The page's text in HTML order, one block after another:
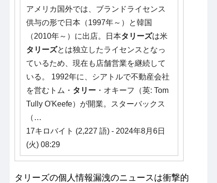
アメリカ国外では、ブランドライセンス
供与の形で日本（1997年～）と韓国
（2010年～）に出店。日本タリーズは米
タリーズとは独立したライセンスとなっ
ているため、現在も店舗営業を継続して
いる。 1992年に、シアトルで不動産会社
を営むトム・ タリー ・オキーフ（英: Tom
Tully O'Keefe）が開業。スターバックス
（…
17キロバイト (2,227 語) - 2024年8月6日
(火) 08:29
タリーズの個人情報漏洩のニュースは衝撃的